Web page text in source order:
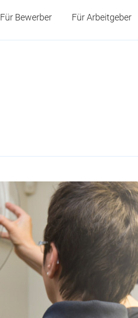
Für Bewerber Für Arbeitgeber